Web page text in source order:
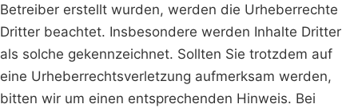
Betreiber erstellt wurden, werden die Urheberrechte
Dritter beachtet. Insbesondere werden Inhalte Dritter
als solche gekennzeichnet. Sollten Sie trotzdem auf
eine Urheberrechtsverletzung aufmerksam werden,
bitten wir um einen entsprechenden Hinweis. Bei